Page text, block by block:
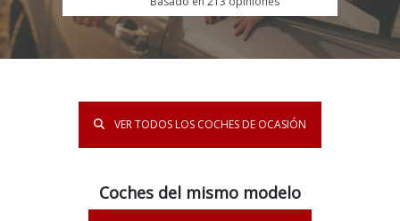
VER TODOS LOS COCHES DE OCASIÓN
Coches del mismo modelo